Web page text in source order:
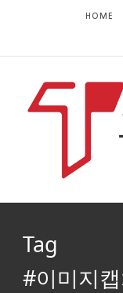
HOME
Tag
#이미지